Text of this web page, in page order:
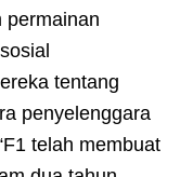
permainan
tentang
penyelenggara
telah membuat